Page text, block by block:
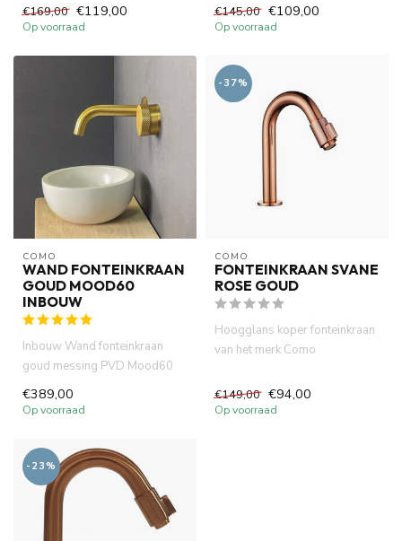
Vanu...
€169,00 €119,00
Op voorraad
€145,00 €109,00
Op voorraad
COMO
WAND FONTEINKRAAN
GOUD MOOD60
INBOUW
Inbouw Wand fonteinkraan
goud messing PVD Mood60
gebog...
€389,00
Op voorraad
-37%
COMO
FONTEINKRAAN SVANE
ROSE GOUD
Hoogglans koper fonteinkraan
van het merk Como
materiaal m...
€149,00 €94,00
Op voorraad
-23%